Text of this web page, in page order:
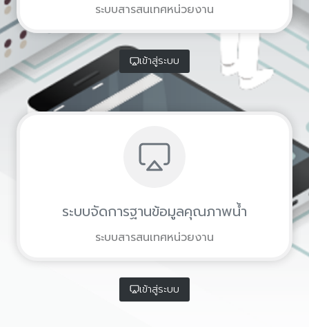
ระบบสารสนเทศหน่วยงาน
เข้าสู่ระบบ
ระบบจัดการฐานข้อมูลคุณภาพน้ำ
ระบบสารสนเทศหน่วยงาน
เข้าสู่ระบบ